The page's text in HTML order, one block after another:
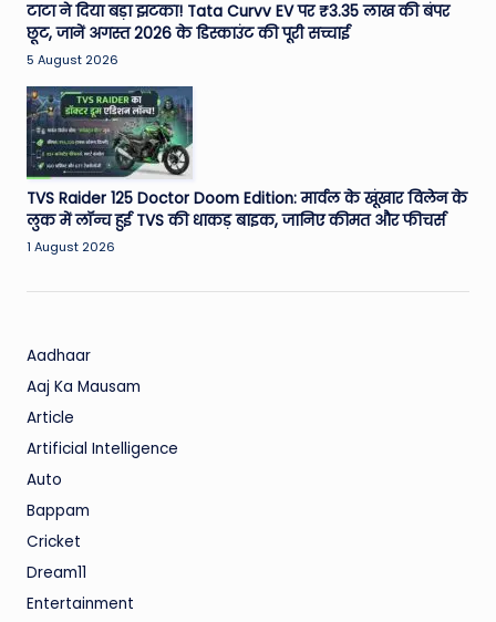
टाटा ने दिया बड़ा झटका! Tata Curvv EV पर ₹3.35 लाख की बंपर
छूट, जानें अगस्त 2026 के डिस्काउंट की पूरी सच्चाई
5 August 2026
TVS Raider 125 Doctor Doom Edition: मार्वल के खूंखार विलेन के
लुक में लॉन्च हुई TVS की धाकड़ बाइक, जानिए कीमत और फीचर्स
1 August 2026
Aadhaar
Aaj Ka Mausam
Article
Artificial Intelligence
Auto
Bappam
Cricket
Dream11
Entertainment